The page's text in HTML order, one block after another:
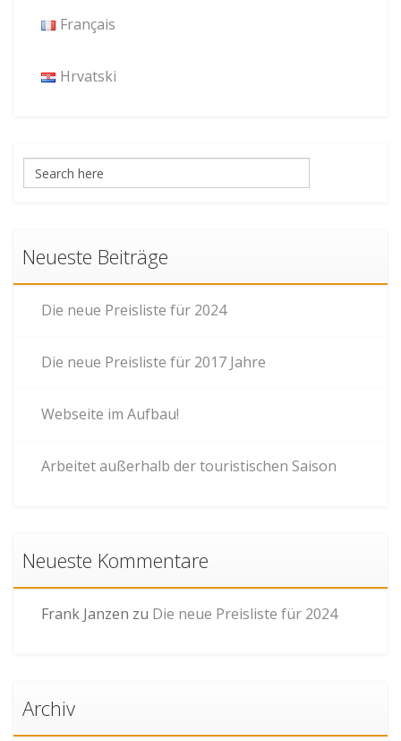
Français
Hrvatski
Neueste Beiträge
Die neue Preisliste für 2024
Die neue Preisliste für 2017 Jahre
Webseite im Aufbau!
Arbeitet außerhalb der touristischen Saison
Neueste Kommentare
Frank Janzen zu Die neue Preisliste für 2024
Archiv